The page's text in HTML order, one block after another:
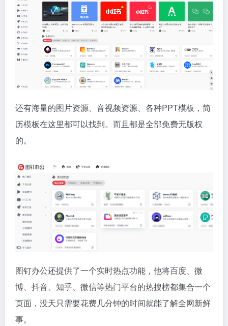
还有海量的图片资源、音视频资源、各种PPT模板，简
历模板在这里都可以找到。而且都是全部免费无版权
的。
图钉办公还提供了一个实时热点功能，他将百度、微
博、抖音、知乎、微信等热门平台的热搜榜都集合一个
页面，没天只需要花费几分钟的时间就能了解全网新鲜
事。